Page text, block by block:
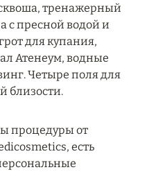
ПО ЛУЧШИМ
ПАКЕТ
тренажерный
с пресной водой и
для купания,
Атенеум, водные
Четыре поля для
близости.
процедуры от
есть